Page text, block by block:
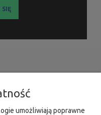
SIĘ
umożliwiają poprawne